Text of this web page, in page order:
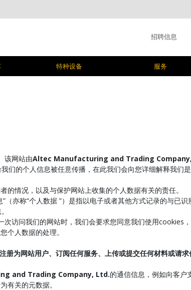
招聘信息
特种设备 服务
该网站由Altec Manufacturing and Trading
们的个人信息被任意传播，在此我们会向您详细解释我
的情况，以及与保护网站上收集的个人数据有关的责任。
（亦称“个人数据 ”）是指以电子或者其他方式记录的与已
访问我们的网站时，我们会要求您同意我们使用cookies
个人数据的处理。
注册为网站用户、订阅任何服务、上传或提交任何材料或请
and Trading Company, Ltd.的通信信息，例如向客户
有关的元数据。